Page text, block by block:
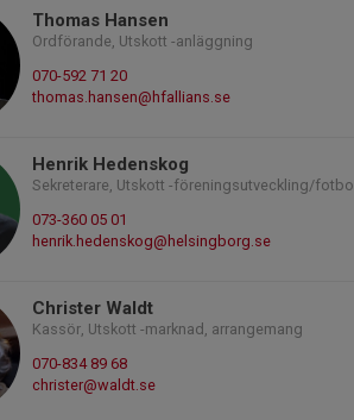
Thomas Hansen
Ordförande, Utskott -anläggning
070-592 71 20
thomas.hansen@hfallians.se
Henrik Hedenskog
Sekreterare, Utskott -föreningsutveckling/fotboll
073-360 05 01
henrik.hedenskog@helsingborg.se
Christer Waldt
Kassör, Utskott -marknad, arrangemang
070-834 89 68
christer@waldt.se